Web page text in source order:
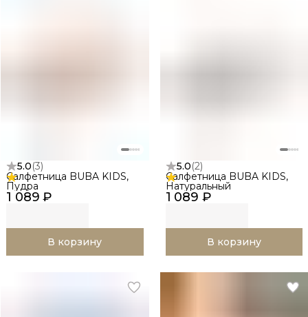
5.0(3)
1 089 ₽
Салфетница BUBA KIDS,
Пудра
В корзину
5.0(2)
1 089 ₽
Салфетница BUBA KIDS,
Натуральный
В корзину